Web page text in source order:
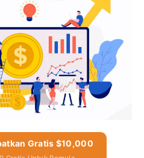
Gratis $10,000